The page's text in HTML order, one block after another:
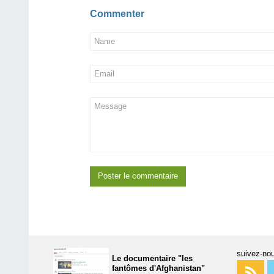
Commenter
Le documentaire "les
fantômes d'Afghanistan"
suivez-